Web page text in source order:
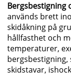
Bergsbestigning
används brett
skidåkning på
hållfasthet och
temperaturer,
skidstavar,